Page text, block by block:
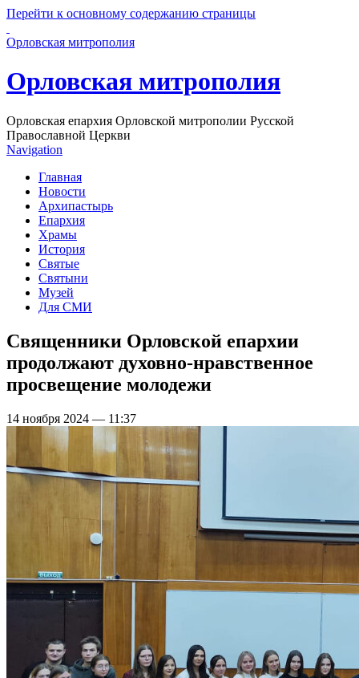
Перейти к основному содержанию страницы
Орловская митрополия
Орловская митрополия
Орловская епархия Орловской митрополии Русской
Православной Церкви
Navigation
Главная
Новости
Архипастырь
Епархия
Храмы
История
Святые
Святыни
Музей
Для СМИ
Священники Орловской епархии
продолжают духовно-нравственное
просвещение молодежи
14 ноября 2024 — 11:37